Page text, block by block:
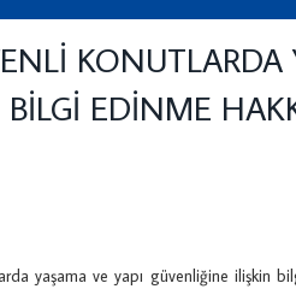
KONUTLARDA
EDİNME
yaşama ve yapı güvenliğine ilişkin